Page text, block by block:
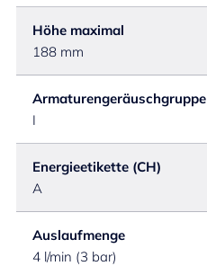
Höhe maximal
188 mm
Armaturengeräuschgruppe
I
Energieetikette (CH)
A
Auslaufmenge
4 l/min (3 bar)